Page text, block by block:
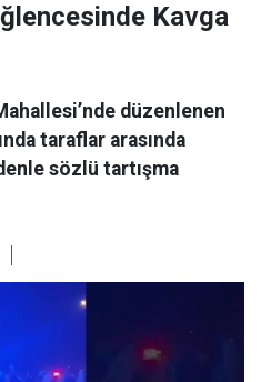
Kavga
düzenlenen
taraflar arasında
sözlü tartışma